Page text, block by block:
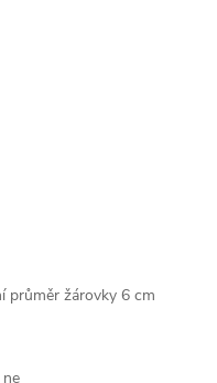
průměr žárovky 6 cm